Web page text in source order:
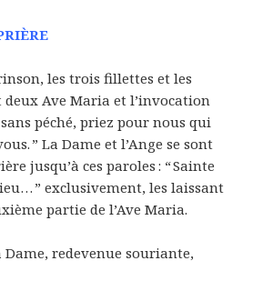
les trois fillettes et les
Ave Maria et l’invocation
péché, priez pour nous qui
” La Dame et l’Ange se sont
jusqu’à ces paroles : “ Sainte
” exclusivement, les laissant
partie de l’Ave Maria.
redevenue souriante,